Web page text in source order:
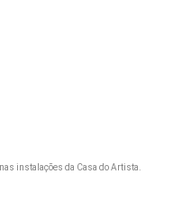
instalações da Casa do Artista.